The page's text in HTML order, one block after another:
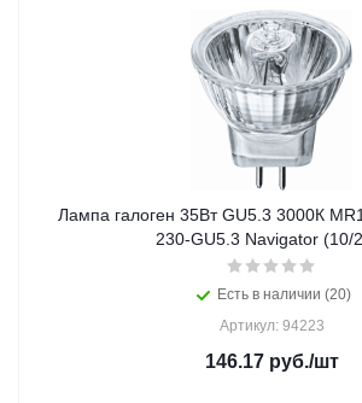
Лампа галоген 35Вт GU5.3 3000К
230-GU5.3 Navigator (10/
Есть в наличии (20)
Артикул: 94223
146.17руб./шт